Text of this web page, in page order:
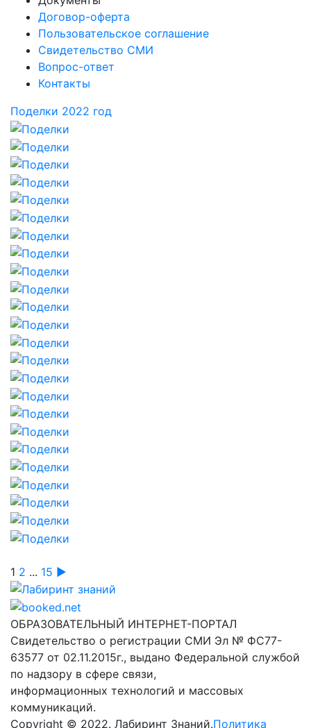
Договор-оферта
Пользовательское соглашение
Свидетельство СМИ
Вопрос-ответ
Контакты
Поделки 2022 год
1 2 ... 15 ►
Лабиринт знаний
ОБРАЗОВАТЕЛЬНЫЙ ИНТЕРНЕТ-ПОРТАЛ
Свидетельство о регистрации СМИ Эл № ФС77-
63577 от 02.11.2015г., выдано Федеральной службой
по надзору в сфере связи,
информационных технологий и массовых
коммуникаций.
Copyright © 2022. Лабиринт Знаний.Политика